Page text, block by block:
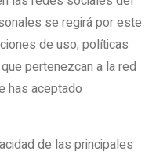
se regirá por este
de uso, políticas
pertenezcan a la red
has aceptado
de las principales